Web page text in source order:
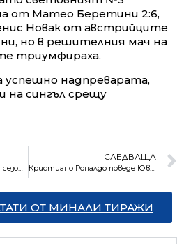
от Матео Беретини 2:6,
Новак от австрийците
но в решителния мач на
триумфираха.
успешно надпреварата,
на сингъл срещу
Григор Димитров започва сезона срещу австралиец
СЛЕДВАЩА
Кристиано Роналдо поведе Ювентус към финала за Купата в Италия
ОТ МИНАЛИ ТИРАЖИ